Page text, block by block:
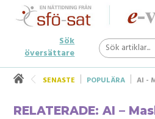
Sök
översättare
SENASTE POPULÄRA AI -
RELATERADE: AI –